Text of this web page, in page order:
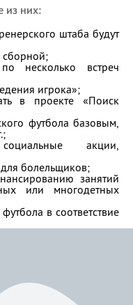
из них:
штаба будут
сборной;
несколько встреч
игрока»;
в проекте «Поиск
футбола базовым,
акции,
болельщиков;
занятий
или многодетных
в соответствие